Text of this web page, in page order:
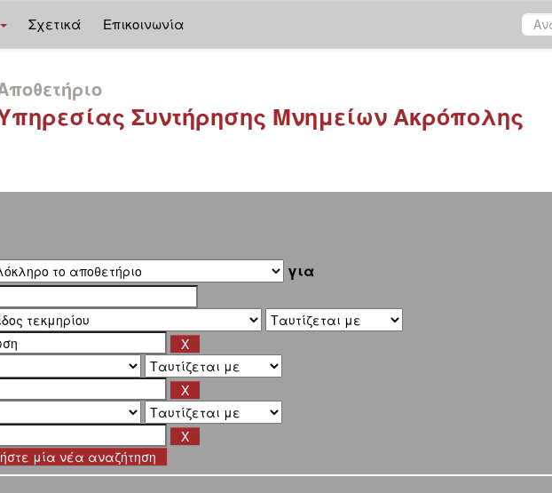
Σχετικά Επικοινωνία
Συντήρησης Μνημείων Ακρόπολης
για
μία νέα αναζήτηση